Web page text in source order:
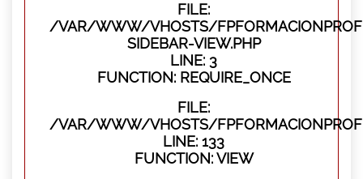
FILE:
/VAR/WWW/VHOSTS/
SIDEBAR-VIEW.PHP
LINE: 3
FUNCTION: REQUIRE_ONCE
FILE:
/VAR/WWW/VHOSTS/
LINE: 133
FUNCTION: VIEW